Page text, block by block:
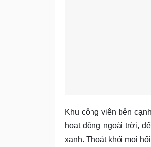
Khu công viên bên cạnh
hoạt động ngoài trời,
xanh. Thoát khỏi mọi